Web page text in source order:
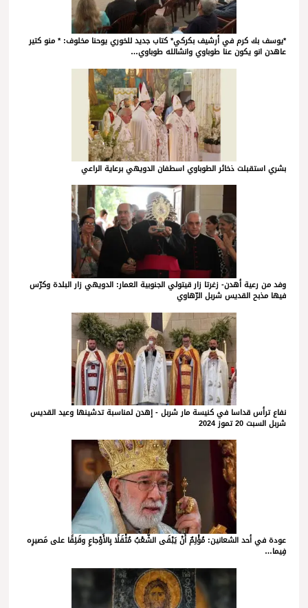
*يوسف بك كرم في أرشيف بكركي* كتاب جديد للخوري يوحنا مخلوف: * منو كتير
عاهدن انو يكون عنا طوباوي وانشالله طوباوي…
بشري استقبلت ذخائر الطوباوي اسطفان الدويهي برعاية الراعي
وفد من رعية أهدن- زغرتا زار قيتولي الجنوبية العمار: الدويهي زار البلدة وكرّس
فيها مذبح القديس شربل الرّهاوي
نفاع ترأس قداسا في كنيسة مار شربل - إهدن لمناسبة تدشينها وعيد القديس
شربل السبت 20 تموز 2024
عودة في أحد الشعانين: مُؤْلِمٌ أَنْ يَبْقَى الشَّعْبُ مُثْقَلًا بِالأَوْجاعِ وقَلِقًا على مَصيرِه
فِيما…